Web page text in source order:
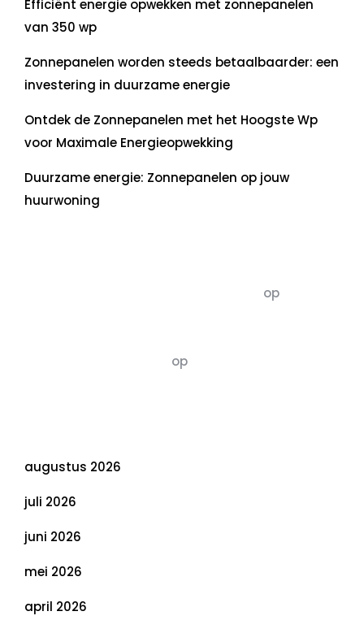
Efficiënt energie opwekken met zonnepanelen
van 350 wp
Zonnepanelen worden steeds betaalbaarder: een
investering in duurzame energie
Ontdek de Zonnepanelen met het Hoogste Wp
voor Maximale Energieopwekking
Duurzame energie: Zonnepanelen op jouw
huurwoning
op
op
augustus 2026
juli 2026
juni 2026
mei 2026
april 2026